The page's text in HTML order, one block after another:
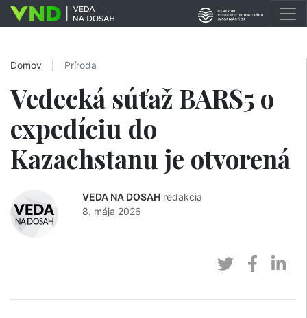
Domov Príroda
Vedecká súťaž BARS5 o
expedíciu do
Kazachstanu je otvorená
VEDA NA DOSAH redakcia
8. mája 2026